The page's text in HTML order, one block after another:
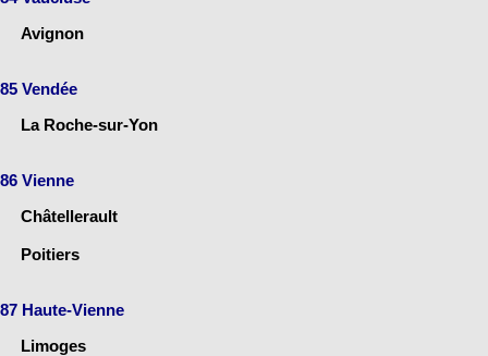
Avignon
85 Vendée
La Roche-sur-Yon
86 Vienne
Châtellerault
Poitiers
87 Haute-Vienne
Limoges